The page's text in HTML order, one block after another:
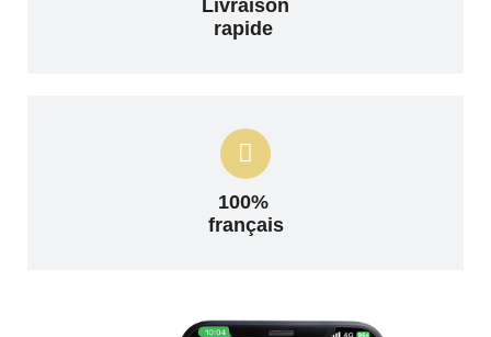
Livraison
rapide
100%
français